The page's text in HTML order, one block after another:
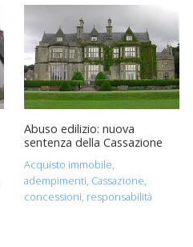
Abuso edilizio: nuova
sentenza della Cassazione
Acquisto immobile,
adempimenti, Cassazione,
concessioni, responsabilità